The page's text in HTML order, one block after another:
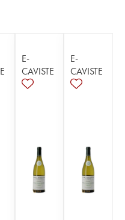
E-
CAVISTE
E-
CAVISTE